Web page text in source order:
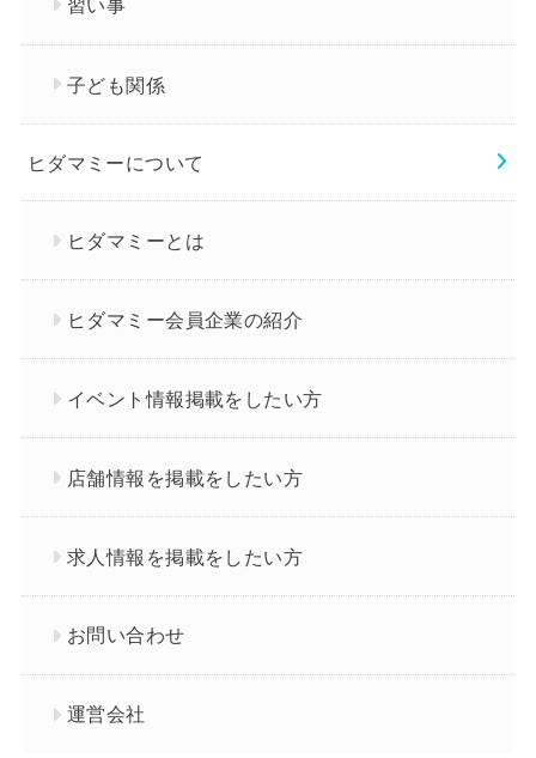
習い事
子ども関係
ヒダマミーについて
ヒダマミーとは
ヒダマミー会員企業の紹介
イベント情報掲載をしたい方
店舗情報を掲載をしたい方
求人情報を掲載をしたい方
お問い合わせ
運営会社